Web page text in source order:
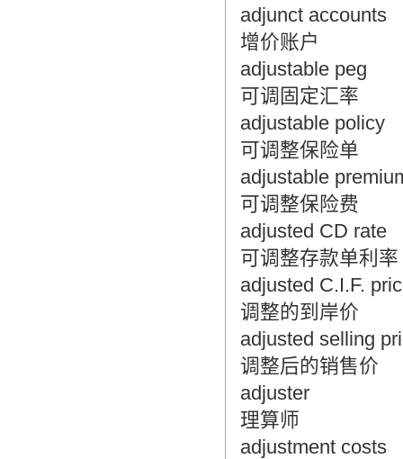
adjunct accounts
增价账户
adjustable peg
可调固定汇率
adjustable policy
可调整保险单
adjustable
可调整保险费
adjusted CD rate
可调整存款单利率
adjusted C.I.F.
调整的到岸价
adjusted selling
调整后的销售价
adjuster
理算师
adjustment costs